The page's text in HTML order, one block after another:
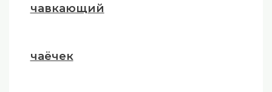
чавкающий
чаёчек